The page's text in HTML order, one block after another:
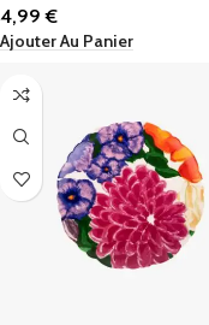
4,99€
Ajouter Au Panier